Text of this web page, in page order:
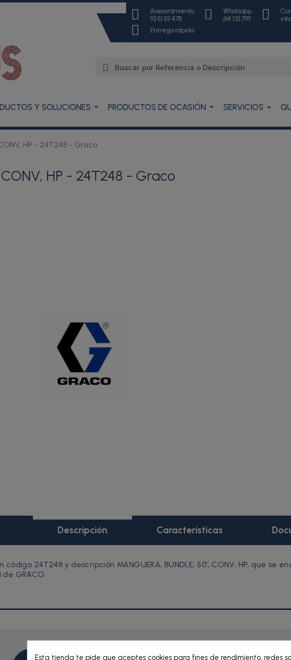
Asesoramiento
93 51 59 478
Whatsapp
614 133 799
Entrega rápida
Y SOLUCIONES PRODUCTOS DE OCASIÓN SERVICIOS
HP - 24T248 - Graco
HP - 24T248 - Graco
Descripción Características
código 24T248 y descripción MANGUERA, BUNDLE, 50', CONV, HP, que
GRACO.
Esta tienda te pide que aceptes cookies para fines de rendimiento, redes